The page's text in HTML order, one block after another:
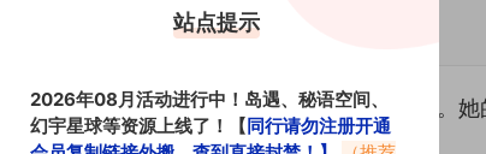
刀，雕刻出一幅属于Z世代的健康美学图鉴。她
与活力的绽放。
站点提示
2026年08月活动进行中！岛遇、秘语空间、
幻宇星球等资源上线了！【同行请勿注册开通